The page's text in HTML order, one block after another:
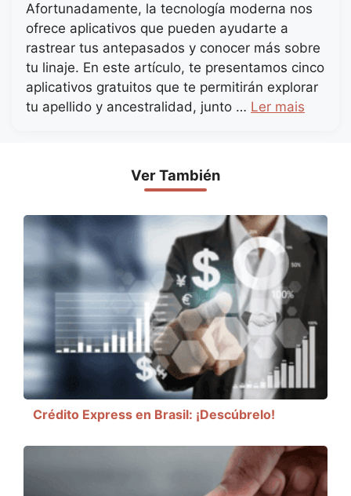
Afortunadamente, la tecnología moderna nos
ofrece aplicativos que pueden ayudarte a
rastrear tus antepasados y conocer más sobre
tu linaje. En este artículo, te presentamos cinco
aplicativos gratuitos que te permitirán explorar
tu apellido y ancestralidad, junto … Ler mais
Ver También
Crédito Express en Brasil: ¡Descúbrelo!